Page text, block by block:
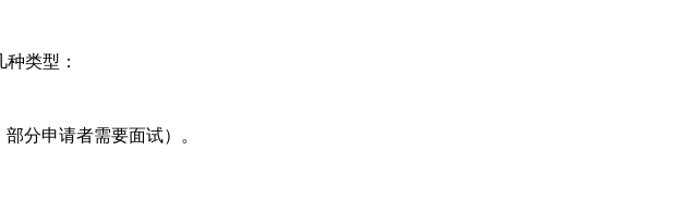
类型：
分申请者需要面试）。